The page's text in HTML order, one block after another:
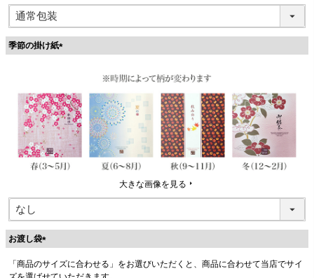
季節の掛け紙
)
大きな画像を見る
お渡し袋
必
「商品のサイズに合わせる」をお選びいただくと、商品に合わせて当店でサイ